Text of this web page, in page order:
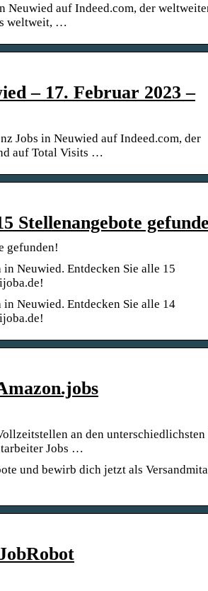
Neuwied auf Indeed.com, der
weltweit, …
– 17. Februar 2023 –
Jobs in Neuwied auf Indeed.com, der
auf Total Visits …
Stellenangebote
gefunden!
Neuwied. Entdecken Sie alle 15
Neuwied. Entdecken Sie alle 14
an den unterschiedlichsten
Jobs …
und bewirb dich jetzt als